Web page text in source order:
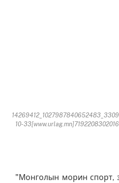
10-
"Монголын морин спорт,